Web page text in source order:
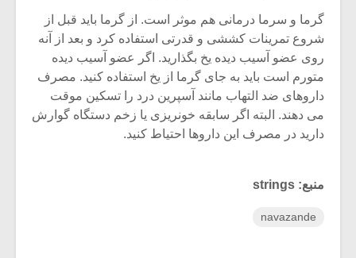
گرما و سرما درمانی هم موثر است. از گرما باید قبل از
شروع تمرینات کششی و قدرتی استفاده کرد و بعد از آنه
روی عضو آسیب دیده یخ بگذارید. اگر عضو آسیب دیده
متورم است باید به جای گرما از یخ استفاده کنید. مصرف
داروهای ضد التهاب مانند آسپرین درد را تسکین موقت
می دهند. البته اگر سابقه خونریزی یا زخم دستگاه گوارش
دارید در مصرف این داروها احتیاط کنید.
منبع: strings
navazande